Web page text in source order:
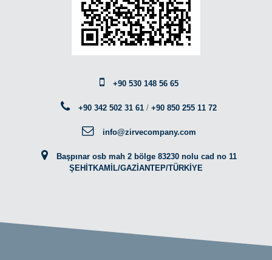
+90 530 148 56 65
+90 342 502 31 61 /+90 850 255 11 72
info@zirvecompany.com
Başpınar osb mah 2 bölge 83230 nolu cad no 11
ŞEHİTKAMİL/GAZİANTEP/TÜRKİYE